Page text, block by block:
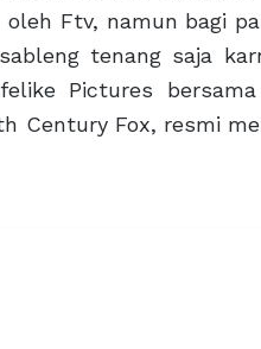
Ftv, namun bagi
tenang saja
Pictures
Century Fox, resmi